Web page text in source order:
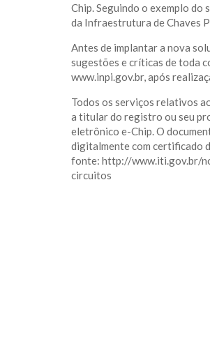
Chip. Seguindo o exemplo
da Infraestrutura de Chaves
Antes de implantar a nova
sugestões e críticas de toda
www.inpi.gov.br, após
Todos os serviços relativos
a titular do registro ou seu
eletrônico e-Chip. O
digitalmente com certificado
fonte: http://www.iti.gov.br/
circuitos